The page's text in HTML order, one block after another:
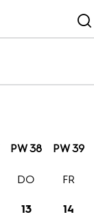
PW 38 PW 39
13
DO
14
FR